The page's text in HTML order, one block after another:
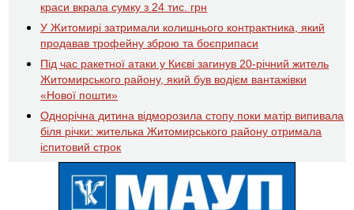
краси вкрала сумку з 24 тис. грн
У Житомирі затримали колишнього контрактника, який
продавав трофейну зброю та боєприпаси
Під час ракетної атаки у Києві загинув 20-річний житель
Житомирського району, який був водієм вантажівки
«Нової пошти»
Однорічна дитина відморозила стопу поки матір випивала
біля річки: жителька Житомирського району отримала
іспитовий строк